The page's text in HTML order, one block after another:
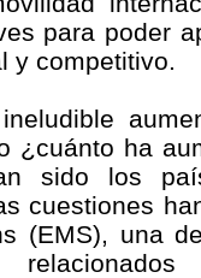
para poder
y competitivo.
¿cuánto ha
sido los
cuestiones
(EMS), una